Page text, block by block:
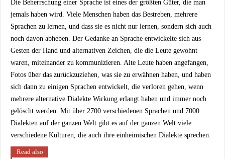
Die Beherrschung einer Sprache ist eines der größten Güter, die man
jemals haben wird. Viele Menschen haben das Bestreben, mehrere
Sprachen zu lernen, und dass sie es nicht nur lernen, sondern sich auch
noch davon abheben. Der Gedanke an Sprache entwickelte sich aus
Gesten der Hand und alternativen Zeichen, die die Leute gewohnt
waren, miteinander zu kommunizieren. Alte Leute haben angefangen,
Fotos über das zurückzuziehen, was sie zu erwähnen haben, und haben
sich dann zu einigen Sprachen entwickelt, die verloren gehen, wenn
mehrere alternative Dialekte Wirkung erlangt haben und immer noch
gelöscht werden. Mit über 2700 verschiedenen Sprachen und 7000
Dialekten auf der ganzen Welt gibt es auf der ganzen Welt viele
verschiedene Kulturen, die auch ihre einheimischen Dialekte sprechen.
Read also